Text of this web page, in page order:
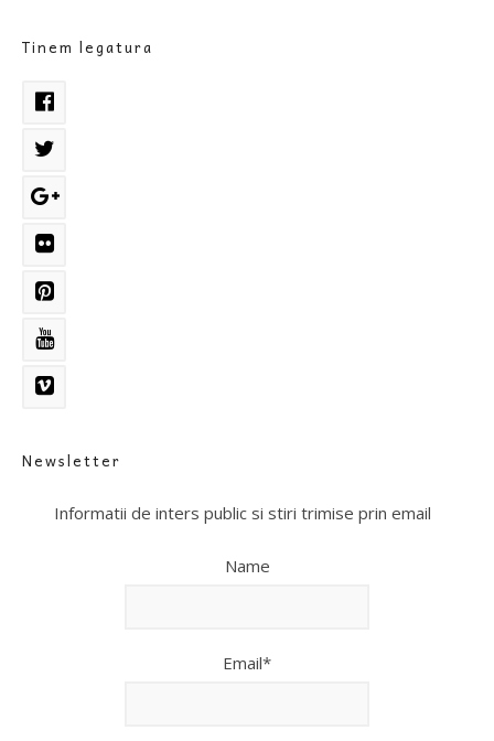
Tinem legatura
Newsletter
Informatii de inters public si stiri trimise prin email
Name
Email*